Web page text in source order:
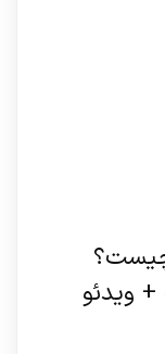
چیست؟
ویدئو